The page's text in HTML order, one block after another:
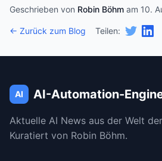
Geschrieben von Robin Böhm am 10.
← Zurück zum Blog Teilen:
AI AI-Automation-
Aktuelle AI News aus der Welt
Kuratiert von Robin Böhm.